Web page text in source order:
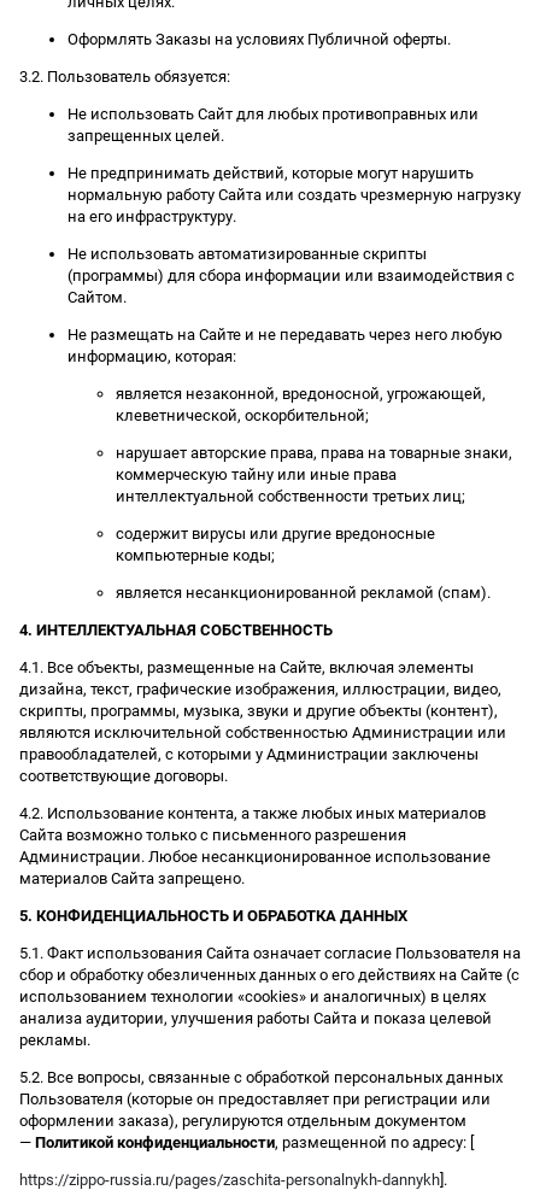
Оформлять Заказы на условиях Публичной оферты.
3.2. Пользователь обязуется:
Не использовать Сайт для любых противоправных или
запрещенных целей.
Не предпринимать действий, которые могут нарушить
нормальную работу Сайта или создать чрезмерную нагрузку
на его инфраструктуру.
Не использовать автоматизированные скрипты
(программы) для сбора информации или взаимодействия с
Сайтом.
Не размещать на Сайте и не передавать через него любую
информацию, которая:
является незаконной, вредоносной, угрожающей,
клеветнической, оскорбительной;
нарушает авторские права, права на товарные знаки,
коммерческую тайну или иные права
интеллектуальной собственности третьих лиц;
содержит вирусы или другие вредоносные
компьютерные коды;
является несанкционированной рекламой (спам).
4. ИНТЕЛЛЕКТУАЛЬНАЯ СОБСТВЕННОСТЬ
4.1. Все объекты, размещенные на Сайте, включая элементы
дизайна, текст, графические изображения, иллюстрации, видео,
скрипты, программы, музыка, звуки и другие объекты (контент),
являются исключительной собственностью Администрации или
правообладателей, с которыми у Администрации заключены
соответствующие договоры.
4.2. Использование контента, а также любых иных материалов
Сайта возможно только с письменного разрешения
Администрации. Любое несанкционированное использование
материалов Сайта запрещено.
5. КОНФИДЕНЦИАЛЬНОСТЬ И ОБРАБОТКА ДАННЫХ
5.1. Факт использования Сайта означает согласие Пользователя на
сбор и обработку обезличенных данных о его действиях на Сайте (с
использованием технологии «cookies» и аналогичных) в целях
анализа аудитории, улучшения работы Сайта и показа целевой
рекламы.
5.2. Все вопросы, связанные с обработкой персональных данных
Пользователя (которые он предоставляет при регистрации или
оформлении заказа), регулируются отдельным документом
— Политикой конфиденциальности, размещенной по адресу: [
https://zippo-russia.ru/pages/zaschita-personalnykh-dannykh ].